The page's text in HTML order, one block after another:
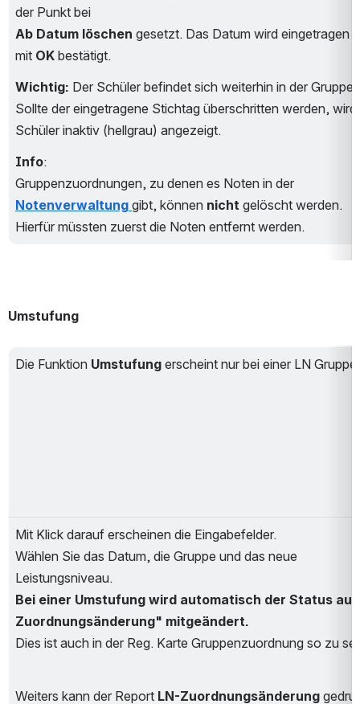
der Punkt bei
Ab Datum löschen gesetzt. Das Datum wird eingetragen
mit OK bestätigt.
Wichtig: Der Schüler befindet sich weiterhin in der Gruppe.
Sollte der eingetragene Stichtag überschritten werden, wird
Schüler inaktiv (hellgrau) angezeigt.
Info:
Notenverwaltung gibt, können nicht gelöscht werden.
Hierfür müssten zuerst die Noten entfernt werden.
Umstufung
Die Funktion Umstufung erscheint nur bei einer LN Gruppe.
Mit Klick darauf erscheinen die Eingabefelder.
Wählen Sie das Datum, die Gruppe und das neue
Leistungsniveau.
Bei einer Umstufung wird automatisch der Status
Zuordnungsänderung" mitgeändert.
Dies ist auch in der Reg. Karte Gruppenzuordnung so zu
Weiters kann der Report LN-Zuordnungsänderung